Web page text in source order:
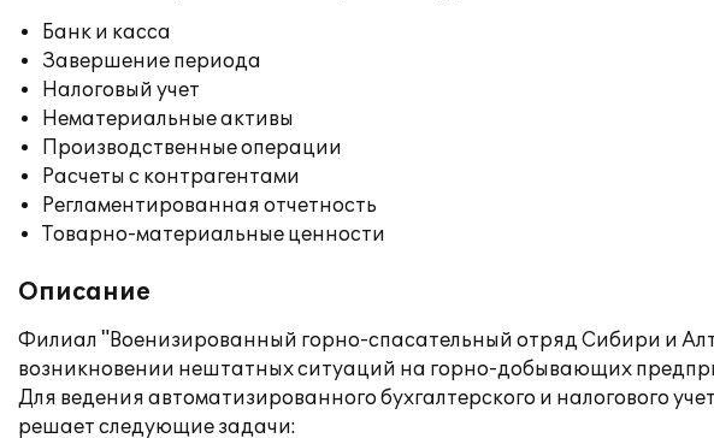
Банк и касса
Завершение периода
Налоговый учет
Нематериальные активы
Производственные операции
Расчеты с контрагентами
Регламентированная отчетность
Товарно-материальные ценности
Описание
Филиал "Военизированный горно-спасательный отряд Сибири и
возникновении нештатных ситуаций на горно-добывающих
Для ведения автоматизированного бухгалтерского и налогового
решает следующие задачи: